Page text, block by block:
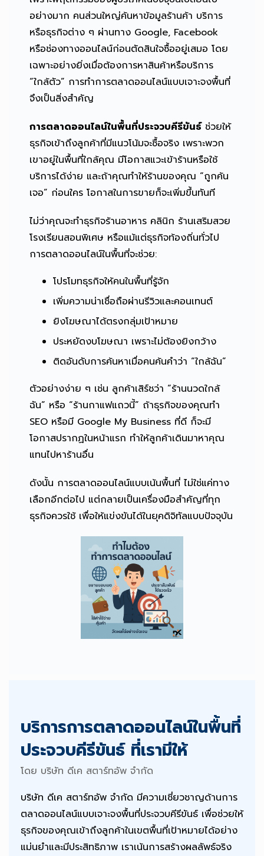
อย่างมาก คนส่วนใหญ่ค้นหาข้อมูลร้านค้า บริการ
หรือธุรกิจต่าง ๆ ผ่านทาง Google, Facebook
หรือช่องทางออนไลน์ก่อนตัดสินใจซื้ออยู่เสมอ โดย
เฉพาะอย่างยิ่งเมื่อต้องการหาสินค้าหรือบริการ
“ใกล้ตัว” การทำการตลาดออนไลน์แบบเจาะจงพื้นที่
จึงเป็นสิ่งสำคัญ
การตลาดออนไลน์ในพื้นที่ประจวบคีรีขันธ์ช่วยให้
ธุรกิจเข้าถึงลูกค้าที่มีแนวโน้มจะซื้อจริง เพราะพวก
เขาอยู่ในพื้นที่ใกล้คุณ มีโอกาสแวะเข้าร้านหรือใช้
บริการได้ง่าย และถ้าคุณทำให้ร้านของคุณ “ถูกค้น
เจอ” ก่อนใคร โอกาสในการขายก็จะเพิ่มขึ้นทันที
ไม่ว่าคุณจะทำธุรกิจร้านอาหาร คลินิก ร้านเสริมสวย
โรงเรียนสอนพิเศษ หรือแม้แต่ธุรกิจท้องถิ่นทั่วไป
การตลาดออนไลน์ในพื้นที่จะช่วย:
โปรโมทธุรกิจให้คนในพื้นที่รู้จัก
เพิ่มความน่าเชื่อถือผ่านรีวิวและคอนเทนต์
ยิงโฆษณาได้ตรงกลุ่มเป้าหมาย
ประหยัดงบโฆษณา เพราะไม่ต้องยิงกว้าง
ติดอันดับการค้นหาเมื่อคนค้นคำว่า “ใกล้ฉัน”
ตัวอย่างง่าย ๆ เช่น ลูกค้าเสิร์ชว่า “ร้านนวดใกล้
ฉัน” หรือ “ร้านกาแฟแถวนี้” ถ้าธุรกิจของคุณทำ
SEO หรือมี Google My Business ที่ดี ก็จะมี
โอกาสปรากฏในหน้าแรก ทำให้ลูกค้าเดินมาหาคุณ
แทนไปหาร้านอื่น
ดังนั้น การตลาดออนไลน์แบบเน้นพื้นที่ ไม่ใช่แค่ทาง
เลือกอีกต่อไป แต่กลายเป็นเครื่องมือสำคัญที่ทุก
ธุรกิจควรใช้ เพื่อให้แข่งขันได้ในยุคดิจิทัลแบบปัจจุบัน
บริการการตลาดออนไลน์ในพื้นที่
ประจวบคีรีขันธ์ ที่เรามีให้
โดย บริษัท ดีเค สตาร์ทอัพ จำกัด
บริษัท ดีเค สตาร์ทอัพ จำกัด มีความเชี่ยวชาญด้านการ
ตลาดออนไลน์แบบเจาะจงพื้นที่ประจวบคีรีขันธ์ เพื่อช่วยให้
ธุรกิจของคุณเข้าถึงลูกค้าในเขตพื้นที่เป้าหมายได้อย่าง
แม่นยำและมีประสิทธิภาพ เราเน้นการสร้างผลลัพธ์จริง